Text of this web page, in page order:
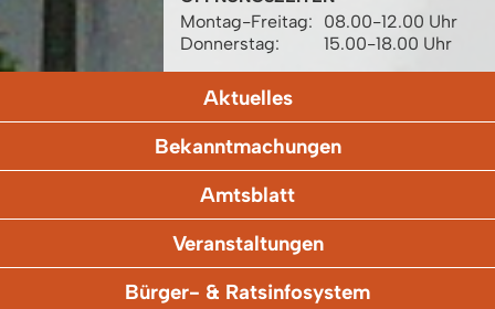
Montag-Freitag:
08.00-12.00 Uhr
Donnerstag:
15.00-18.00 Uhr
Aktuelles
Bekanntmachungen
Amtsblatt
Veranstaltungen
Bürger- & Ratsinfosystem